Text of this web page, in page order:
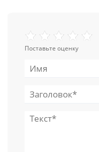
Поставьте оценку